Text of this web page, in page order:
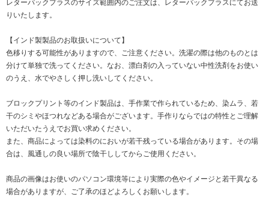
レターパックプラスのサイズ範囲内のご注文は、レターパックプラスにてお送
りいたします。
【インド製製品のお取扱いについて】
色移りする可能性がありますので、ご注意ください。洗濯の際は他のものとは
分けて単独で洗ってください。なお、漂白剤の入っていない中性洗剤をお使い
のうえ、水でやさしく押し洗いしてください。
ブロックプリント等のインド製品は、手作業で作られているため、染ムラ、若
干のシミやほつれなどある場合がございます。手作りならではの特性とご理解
いただいたうえでお買い求めください。
また、商品によっては染料のにおいが若干残っている場合があります。その場
合は、風通しの良い場所で陰干ししてからご使用ください。
商品の画像はお使いのパソコン環境等により実際の色やイメージと若干異なる
場合がありますが、ご了承のほどよろしくお願いします。